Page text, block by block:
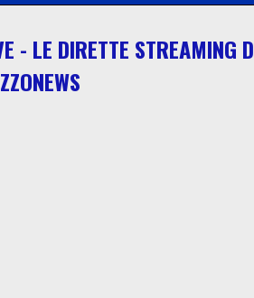
- LE DIRETTE STREAMING